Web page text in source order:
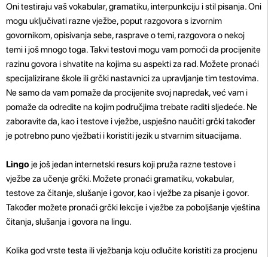
Oni testiraju vaš vokabular, gramatiku, interpunkciju i stil pisanja. Oni
mogu uključivati ​​razne vježbe, poput razgovora s izvornim
govornikom, opisivanja sebe, rasprave o temi, razgovora o nekoj
temi i još mnogo toga. Takvi testovi mogu vam pomoći da procijenite
razinu govora i shvatite na kojima su aspekti za rad. Možete pronaći
specijalizirane škole ili grčki nastavnici za upravljanje tim testovima.
Ne samo da vam pomaže da procijenite svoj napredak, već vam i
pomaže da odredite na kojim područjima trebate raditi sljedeće. Ne
zaboravite da, kao i testove i vježbe, uspješno naučiti grčki također
je potrebno puno vježbati i koristiti jezik u stvarnim situacijama.
Lingoje još jedan internetski resurs koji pruža razne testove i
vježbe za učenje grčki. Možete pronaći gramatiku, vokabular,
testove za čitanje, slušanje i govor, kao i vježbe za pisanje i govor.
Također možete pronaći grčki lekcije i vježbe za poboljšanje vještina
čitanja, slušanja i govora na lingu.
Kolika god vrste testa ili vježbanja koju odlučite koristiti za procjenu